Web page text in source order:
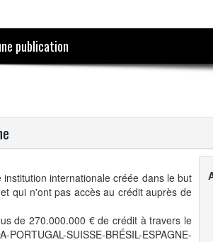
publication
internationale créée dans le but
qui n'ont pas accès au crédit auprès de
de 270.000.000 € de crédit à travers le
SUISSE-BRÉSIL-ESPAGNE-